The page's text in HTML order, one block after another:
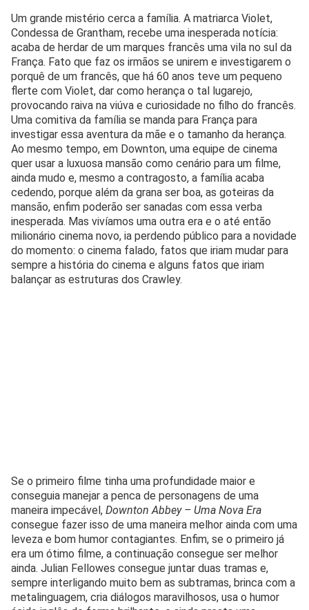
Um grande mistério cerca a família. A matriarca Violet,
Condessa de Grantham, recebe uma inesperada notícia:
acaba de herdar de um marques francês uma vila no sul da
França. Fato que faz os irmãos se unirem e investigarem o
porquê de um francês, que há 60 anos teve um pequeno
flerte com Violet, dar como herança o tal lugarejo,
provocando raiva na viúva e curiosidade no filho do francês.
Uma comitiva da família se manda para França para
investigar essa aventura da mãe e o tamanho da herança.
Ao mesmo tempo, em Downton, uma equipe de cinema
quer usar a luxuosa mansão como cenário para um filme,
ainda mudo e, mesmo a contragosto, a família acaba
cedendo, porque além da grana ser boa, as goteiras da
mansão, enfim poderão ser sanadas com essa verba
inesperada. Mas vivíamos uma outra era e o até então
milionário cinema novo, ia perdendo público para a novidade
do momento: o cinema falado, fatos que iriam mudar para
sempre a história do cinema e alguns fatos que iriam
balançar as estruturas dos Crawley.
Se o primeiro filme tinha uma profundidade maior e
conseguia manejar a penca de personagens de uma
maneira impecável, Downton Abbey – Uma Nova Era
consegue fazer isso de uma maneira melhor ainda com uma
leveza e bom humor contagiantes. Enfim, se o primeiro já
era um ótimo filme, a continuação consegue ser melhor
ainda. Julian Fellowes consegue juntar duas tramas e,
sempre interligando muito bem as subtramas, brinca com a
metalinguagem, cria diálogos maravilhosos, usa o humor